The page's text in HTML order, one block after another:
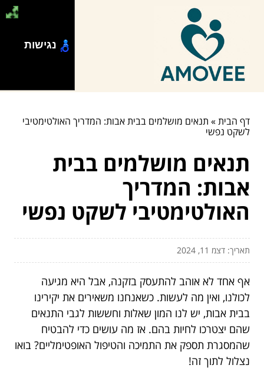
דף הבית» תנאים מושלמים בבית אבות: המדריך האולטימטיבי
לשקט נפשי
תנאים מושלמים בבית
אבות: המדריך
האולטימטיבי לשקט נפשי
תאריך: דצמ 11, 2024
אף אחד לא אוהב להתעסק בזקנה, אבל היא מגיעה
לכולנו, ואין מה לעשות. כשאנחנו משאירים את יקירינו
בבית אבות, יש לנו המון שאלות וחששות לגבי התנאים
שהם יצטרכו לחיות בהם. אז מה עושים כדי להבטיח
שהמסגרת תספק את התמיכה והטיפול האופטימליים? בואו
נצלול לתוך זה!
נגישות